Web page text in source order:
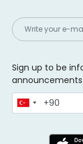
Sign up to be